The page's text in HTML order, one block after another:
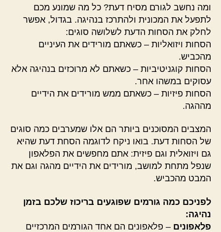
ומה נחשב לגורם מסיח דעת? כל מה שמונע מכם
לתפעל את המכונית ולהתרכז בנהיגה. בגדול, אפשר
לחלק את הסחות הדעת לשלושה סוגים:
הסחות ויזואליות – כשאתם מורידים את העיניים
מהכביש.
הסחות קוגניטיביות – כשאתם לא מרוכזים בנהיגה אלא
עסוקים במשהו אחר.
הסחות פיזיות – כשאתם ממש מורידים את הידיים
מההגה.
המצבים המסוכנים ביותר הם אלו שמערבים כמה סוגים
של הסחות דעת. בואו ניקח לדוגמה הסחת דעת שהיא
גם ויזואלית וגם פיזית: אתם מחפשים את הפלאפון
שנפל מתחת למושב, מורידים את הידיים מהגה וגם את
המבט מהכביש.
לפניכם כמה גורמים שפוגעים בריכוז שלכם בזמן
נהיגה:
פלאפונים – פלאפונים הם אחד הגורמים המרכזיים